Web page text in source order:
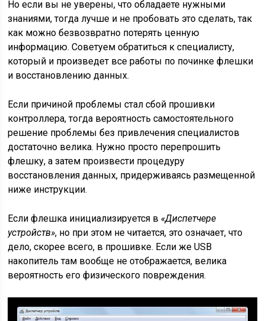
Но если вы не уверены, что обладаете нужными
знаниями, тогда лучше и не пробовать это сделать, так
как можно безвозвратно потерять ценную
информацию. Советуем обратиться к специалисту,
который и произведет все работы по починке флешки
и восстановлению данных.
Если причиной проблемы стал сбой прошивки
контроллера, тогда вероятность самостоятельного
решение проблемы без привлечения специалистов
достаточно велика. Нужно просто перепрошить
флешку, а затем произвести процедуру
восстановления данных, придерживаясь размещенной
ниже инструкции.
Если флешка инициализируется в«Диспетчере
устройств», но при этом не читается, это означает, что
дело, скорее всего, в прошивке. Если же USB
накопитель там вообще не отображается, велика
вероятность его физического повреждения.